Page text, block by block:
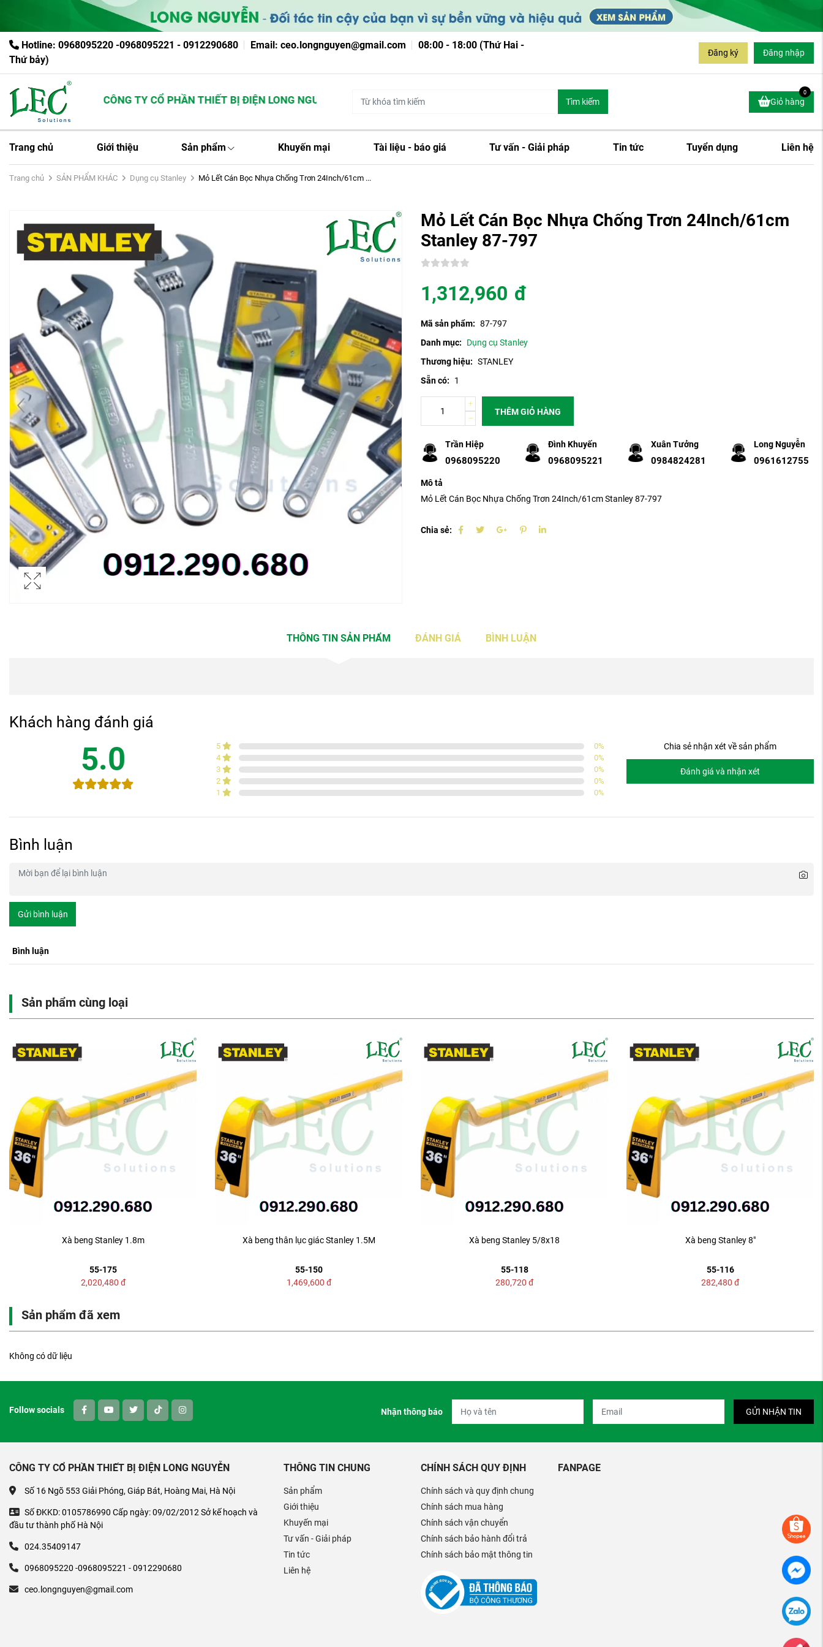
Hotline: 0968095220 -0968095221 - 0912290680 Email: ceo.longnguyen@gmail.com
08:00 - 18:00 (Thứ Hai -
Thứ bảy)
Đăng ký Đăng nhập
CÔNG TY CỔ PHẦN THIẾT BỊ ĐIỆN LONG NGUYỄN Tìm kiếm Giỏ hàng
0
Trang chủ Giới thiệu Sản phẩm Khuyến mại Tài liệu - báo giá Tư vấn - Giải pháp Tin tức Tuyển dụng Liên hệ
Trang chủ SẢN PHẨM KHÁC Dụng cụ Stanley Mỏ Lết Cán Bọc Nhựa Chống Trơn 24Inch/61cm ...
Mỏ Lết Cán Bọc Nhựa Chống Trơn 24Inch/61cm
Stanley 87-797
1,312,960 đ
Mã sản phẩm: 87-797
Danh mục:
Dụng cụ Stanley
Thương hiệu: STANLEY
Sẵn có:
1
THÊM GIỎ HÀNG
Trần Hiệp
0968095220
Đình Khuyến
0968095221
Xuân Tưởng
0984824281
Long Nguyễn
0961612755
Mô tả
Mỏ Lết Cán Bọc Nhựa Chống Trơn 24Inch/61cm Stanley 87-797
Chia sẻ:
THÔNG TIN SẢN PHẨM ĐÁNH GIÁ BÌNH LUẬN
Khách hàng đánh giá
5.0 5 0%
4
0%
3
0%
2
0%
1
0%
Chia sẻ nhận xét về sản phẩm
Đánh giá và nhận xét
Bình luận
Gửi bình luận
Bình luận
Sản phẩm cùng loại
Xà beng Stanley 1.8m
55-175
2,020,480 đ
Xà beng thân lục giác Stanley 1.5M
55-150
1,469,600 đ
Xà beng Stanley 5/8x18
55-118
280,720 đ
Xà beng Stanley 8"
55-116
282,480 đ
Sản phẩm đã xem
Không có dữ liệu
Follow socials Nhận thông báo GỬI NHẬN TIN
CÔNG TY CỔ PHẦN THIẾT BỊ ĐIỆN LONG NGUYỄN
Số 16 Ngõ 553 Giải Phóng, Giáp Bát, Hoàng Mai, Hà Nội
Số ĐKKD: 0105786990 Cấp ngày: 09/02/2012 Sở kế hoạch và
đầu tư thành phố Hà Nội
024.35409147
0968095220 -0968095221 - 0912290680
ceo.longnguyen@gmail.com
THÔNG TIN CHUNG
Sản phẩm
Giới thiệu
Khuyến mại
Tư vấn - Giải pháp
Tin tức
Liên hệ
CHÍNH SÁCH QUY ĐỊNH
Chính sách và quy định chung
Chính sách mua hàng
Chính sách vận chuyển
Chính sách bảo hành đổi trả
Chính sách bảo mật thông tin
FANPAGE